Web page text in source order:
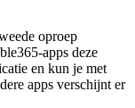
oproep
apps deze
en kun je met
apps verschijnt er